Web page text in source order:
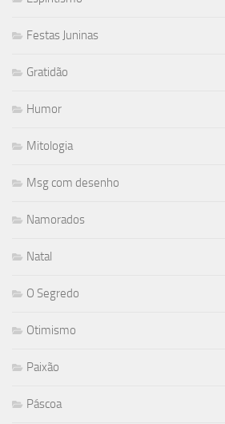
Festas Juninas
Gratidão
Humor
Mitologia
Msg com desenho
Namorados
Natal
O Segredo
Otimismo
Paixão
Páscoa